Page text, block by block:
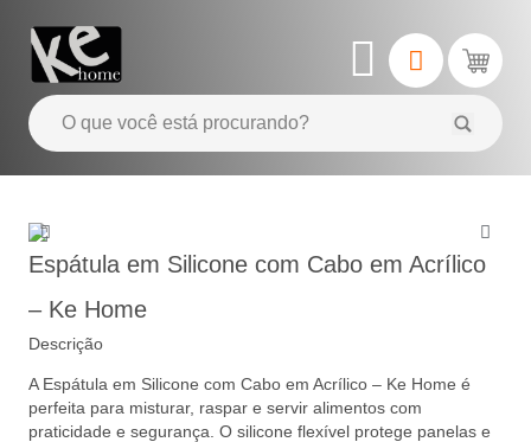
Espátula em Silicone com Cabo em Acrílico
– Ke Home
Descrição
A Espátula em Silicone com Cabo em Acrílico – Ke Home é
perfeita para misturar, raspar e servir alimentos com
praticidade e segurança. O silicone flexível protege panelas e